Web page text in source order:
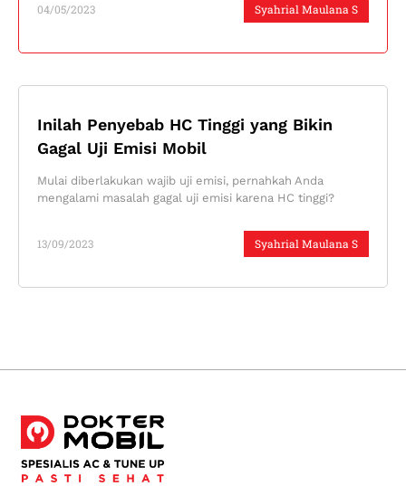
Syahrial Maulana S
04/05/2023
Inilah Penyebab HC Tinggi yang Bikin
Gagal Uji Emisi Mobil
Syahrial Maulana S
13/09/2023
Mulai diberlakukan wajib uji emisi, pernahkah Anda
mengalami masalah gagal uji emisi karena HC tinggi?